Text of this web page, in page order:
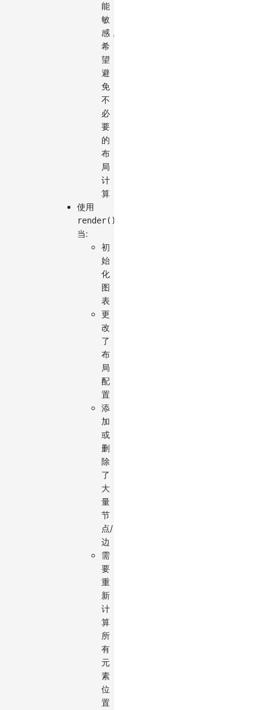
能
敏
感，
希
望
避
免
不
必
要
的
布
局
计
算
使用
render()
当:
初
始
化
图
表
更
改
了
布
局
配
置
添
加
或
删
除
了
大
量
节
点/
边
需
要
重
新
计
算
所
有
元
素
位
置